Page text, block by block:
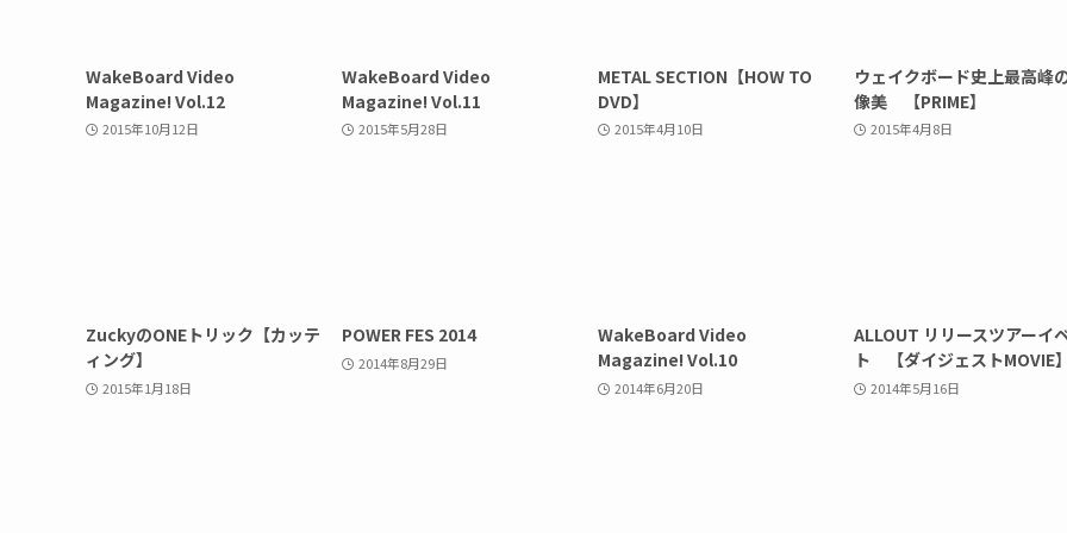
WakeBoard Video
Magazine! Vol.12
2015年10月12日
WakeBoard Video
Magazine! Vol.11
2015年5月28日
METAL SECTION【HOW TO
DVD】
2015年4月10日
ウェイクボード史上最高峰
像美 【PRIME】
2015年4月8日
ZuckyのONEトリック【カッテ
ィング】
2015年1月18日
POWER FES 2014
2014年8月29日
WakeBoard Video
Magazine! Vol.10
2014年6月20日
ALLOUT リリースツアーイ
ト 【ダイジェストMOVIE】
2014年5月16日